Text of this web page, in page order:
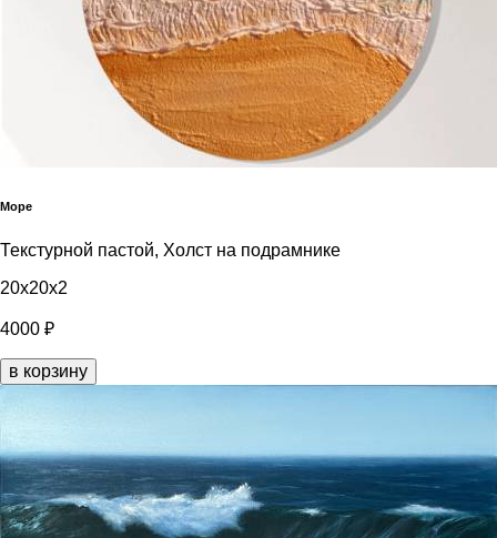
Море
Текстурной пастой, Холст на подрамнике
20x20x2
4000 ₽
в корзину